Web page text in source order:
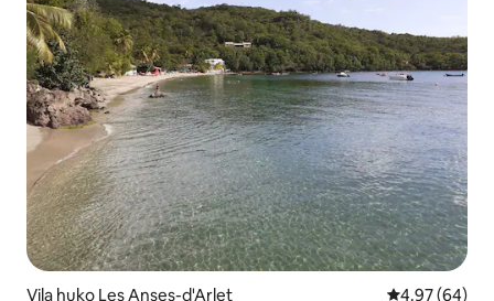
Vila huko Les Anses-d'Arlet Ukadiriaji wa
4.97 (64)